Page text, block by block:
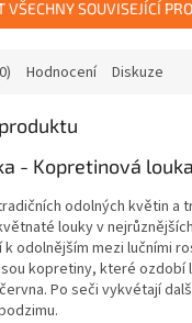
VŠECHNY SOUVISEJÍCÍ
Hodnocení Diskuze
- Kopretinová
odolných květin a
louky v
odolnějším mezi lučními
kopretiny, které ozdobí
Po seči vykvétají